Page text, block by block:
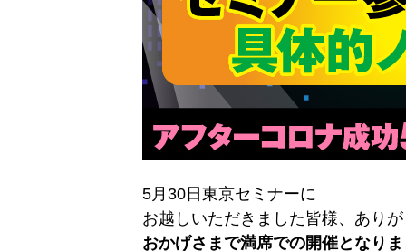
5月30日東京セミナーに
お越しいただきました皆様、あり
おかげさまで満席での開催となり